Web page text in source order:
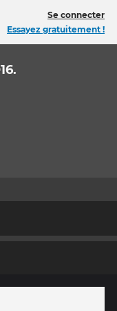
Se connecter
Essayez gratuitement !